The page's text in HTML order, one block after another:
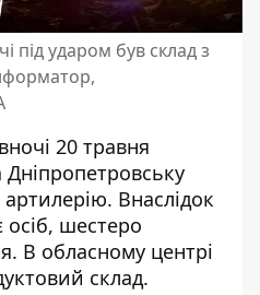
під ударом був склад з
20 травня
Дніпропетровську
Внаслідок
осіб, шестеро
В обласному центрі
склад.